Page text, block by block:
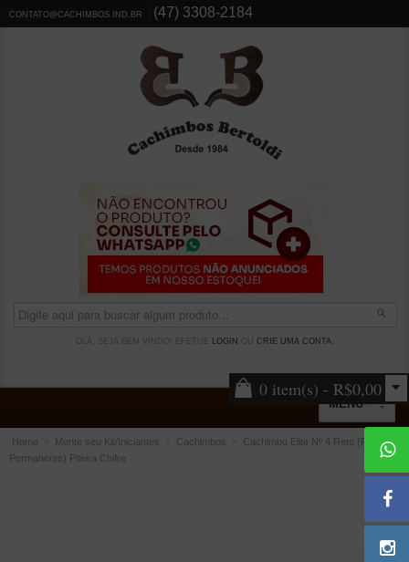
CONTATO@CACHIMBOS.IND.BR (47) 3308-2184
OLÁ, SEJA BEM VINDO! EFETUE LOGIN CRIE UMA CONTA.
0 item(s) - R$0,00
MENU
ACESSÓRIOS
Home Monte seu Kit/Iniciantes Cachimbos
Cachimbo Elite Nº 4 Reto (Filtro
Permanente) Piteira Chifre